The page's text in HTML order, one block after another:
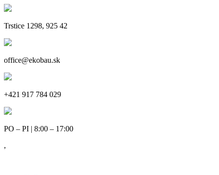
Trstice 1298, 925 42
office@ekobau.sk
+421 917 784 029
PO – PI | 8:00 – 17:00
,